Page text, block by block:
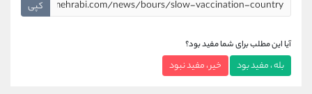
کپی
آیا این مطلب برای شما مفید بود؟
بله ، مفید بود خیر ، مفید نبود